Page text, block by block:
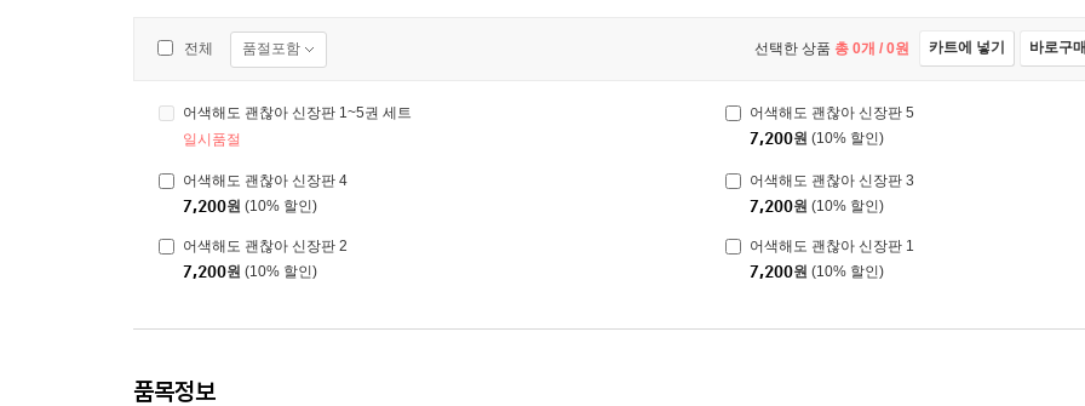
전체 품절포함 선택한 상품 총 0개 / 0원 카트에 넣기 바로구
어색해도 괜찮아 신장판 1~5권 세트
일시품절
어색해도 괜찮아 신장판 5
7,200원 (10% 할인)
어색해도 괜찮아 신장판 4
7,200원 (10% 할인)
어색해도 괜찮아 신장판 3
7,200원 (10% 할인)
어색해도 괜찮아 신장판 2
7,200원 (10% 할인)
어색해도 괜찮아 신장판 1
7,200원 (10% 할인)
품목정보